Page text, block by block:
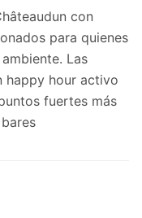
con
para quienes
Las
happy hour activo
fuertes más